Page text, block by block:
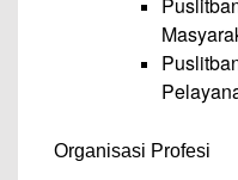
Organisasi Profesi